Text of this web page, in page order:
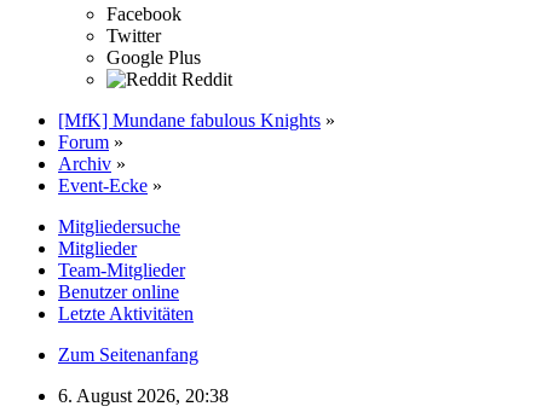
Facebook
Twitter
Google Plus
Reddit
[MfK] Mundane fabulous Knights »
Forum »
Archiv »
Event-Ecke »
Mitgliedersuche
Mitglieder
Team-Mitglieder
Benutzer online
Letzte Aktivitäten
Zum Seitenanfang
6. August 2026, 20:38